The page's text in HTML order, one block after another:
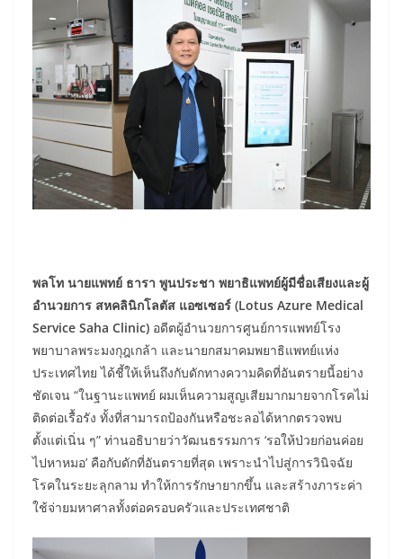
พลโท นายแพทย์ ธารา พูนประชา พยาธิแพทย์ผู้มีชื่อเสียงและผู้
อำนวยการ สหคลินิกโลตัส แอซเซอร์ (Lotus Azure Medical
Service Saha Clinic) อดีตผู้อำนวยการศูนย์การแพทย์โรง
พยาบาลพระมงกุฎเกล้า และนายกสมาคมพยาธิแพทย์แห่ง
ประเทศไทย ได้ชี้ให้เห็นถึงกับดักทางความคิดที่อันตรายนี้อย่าง
ชัดเจน “ในฐานะแพทย์ ผมเห็นความสูญเสียมากมายจากโรคไม่
ติดต่อเรื้อรัง ทั้งที่สามารถป้องกันหรือชะลอได้หากตรวจพบ
ตั้งแต่เนิ่น ๆ” ท่านอธิบายว่าวัฒนธรรมการ ‘รอให้ป่วยก่อนค่อย
ไปหาหมอ’ คือกับดักที่อันตรายที่สุด เพราะนำไปสู่การวินิจฉัย
โรคในระยะลุกลาม ทำให้การรักษายากขึ้น และสร้างภาระค่า
ใช้จ่ายมหาศาลทั้งต่อครอบครัวและประเทศชาติ